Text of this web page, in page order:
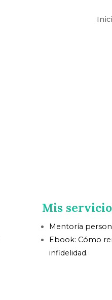
Mis
Mentoría
Ebook: Cómo
infidelidad.